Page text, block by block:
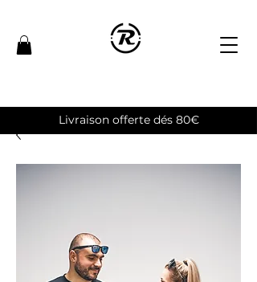
Livraison offerte dés 80€